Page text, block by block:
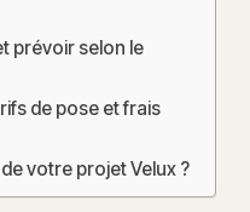
prévoir selon le
de pose et frais
votre projet Velux ?